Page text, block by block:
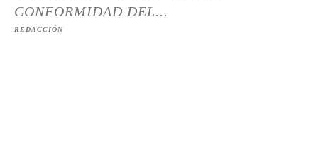
CONFORMIDAD DEL...
REDACCIÓN